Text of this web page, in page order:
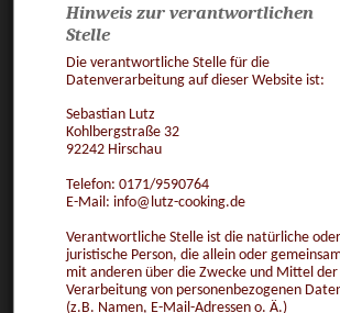
Hinweis zur verantwortlichen
Stelle
Die verantwortliche Stelle für die
Datenverarbeitung auf dieser Website ist:
Sebastian Lutz
Kohlbergstraße 32
92242 Hirschau
Telefon: 0171/9590764
E-Mail: info@lutz-cooking.de
Verantwortliche Stelle ist die natürliche oder
juristische Person, die allein oder
mit anderen über die Zwecke und Mittel der
Verarbeitung von personenbezogenen
(z.B. Namen, E-Mail-Adressen o. Ä.)